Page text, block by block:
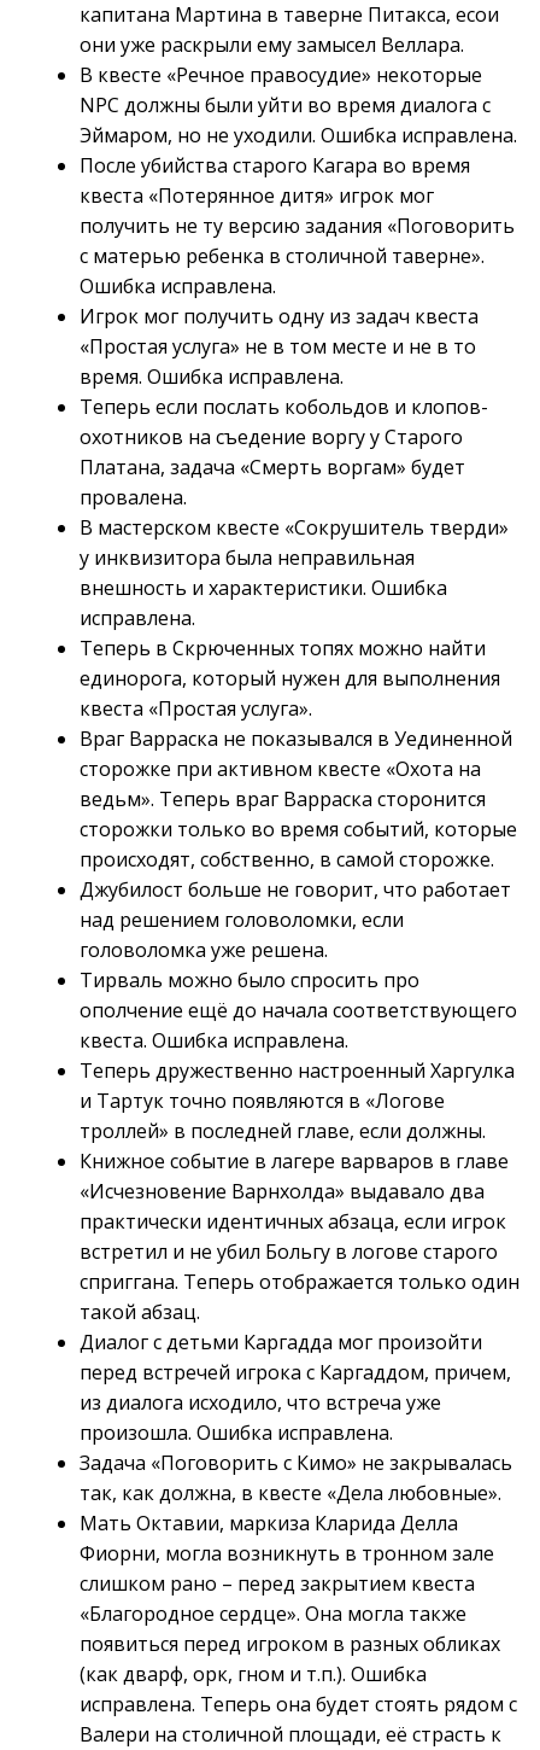
капитана Мартина в таверне Питакса, есои
они уже раскрыли ему замысел Веллара.
В квесте «Речное правосудие» некоторые
NPC должны были уйти во время диалога с
Эймаром, но не уходили. Ошибка исправлена.
После убийства старого Кагара во время
квеста «Потерянное дитя» игрок мог
получить не ту версию задания «Поговорить
с матерью ребенка в столичной таверне».
Ошибка исправлена.
Игрок мог получить одну из задач квеста
«Простая услуга» не в том месте и не в то
время. Ошибка исправлена.
Теперь если послать кобольдов и клопов-
охотников на съедение воргу у Старого
Платана, задача «Смерть воргам» будет
провалена.
В мастерском квесте «Сокрушитель тверди»
у инквизитора была неправильная
внешность и характеристики. Ошибка
исправлена.
Теперь в Скрюченных топях можно найти
единорога, который нужен для выполнения
квеста «Простая услуга».
Враг Варраска не показывался в Уединенной
сторожке при активном квесте «Охота на
ведьм». Теперь враг Варраска сторонится
сторожки только во время событий, которые
происходят, собственно, в самой сторожке.
Джубилост больше не говорит, что работает
над решением головоломки, если
головоломка уже решена.
Тирваль можно было спросить про
ополчение ещё до начала соответствующего
квеста. Ошибка исправлена.
Теперь дружественно настроенный Харгулка
и Тартук точно появляются в «Логове
троллей» в последней главе, если должны.
Книжное событие в лагере варваров в главе
«Исчезновение Варнхолда» выдавало два
практически идентичных абзаца, если игрок
встретил и не убил Больгу в логове старого
сприггана. Теперь отображается только один
такой абзац.
Диалог с детьми Каргадда мог произойти
перед встречей игрока с Каргаддом, причем,
из диалога исходило, что встреча уже
произошла. Ошибка исправлена.
Задача «Поговорить с Кимо» не закрывалась
так, как должна, в квесте «Дела любовные».
Мать Октавии, маркиза Кларида Делла
Фиорни, могла возникнуть в тронном зале
слишком рано – перед закрытием квеста
«Благородное сердце». Она могла также
появиться перед игроком в разных обликах
(как дварф, орк, гном и т.п.). Ошибка
исправлена. Теперь она будет стоять рядом с
Валери на столичной площади, её страсть к